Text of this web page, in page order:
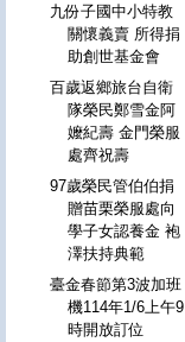
九份子國中小特教
關懷義賣 所得捐
助創世基金會
百歲返鄉旅台自衛
隊榮民鄭雪金阿
嬤紀壽 金門榮服
處齊祝壽
97歲榮民管伯伯捐
贈苗栗榮服處向
學子女認養金 袍
澤扶持典範
臺金春節第3波加班
機114年1/6上午9
時開放訂位